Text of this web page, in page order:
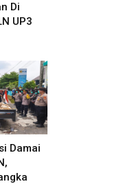
Di
UP3
Damai